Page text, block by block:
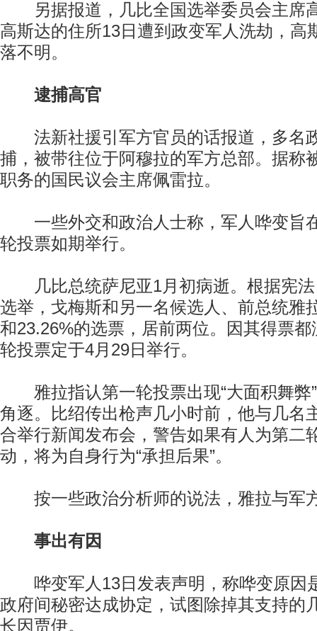
另据报道，几比全国选举委员会主席
高斯达的住所13日遭到政变军人洗劫，高
落不明。
逮捕高官
法新社援引军方官员的话报道，多名
捕，被带往位于阿穆拉的军方总部。据称
职务的国民议会主席佩雷拉。
一些外交和政治人士称，军人哗变旨
轮投票如期举行。
几比总统萨尼亚1月初病逝。根据宪法
选举，戈梅斯和另一名候选人、前总统雅
和23.26%的选票，居前两位。因其得票
轮投票定于4月29日举行。
雅拉指认第一轮投票出现“大面积舞弊
角逐。比绍传出枪声几小时前，他与几名
合举行新闻发布会，警告如果有人为第二
动，将为自身行为“承担后果”。
按一些政治分析师的说法，雅拉与军
事出有因
哗变军人13日发表声明，称哗变原因
政府间秘密达成协定，试图除掉其支持的
长因贾伊。